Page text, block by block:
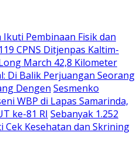
Ikuti Pembinaan Fisik dan
119 CPNS Ditjenpas Kaltim-
March 42,8 Kilometer
Di Balik Perjuangan Seorang
Dengen Sesmenko
WBP di Lapas Samarinda,
ke-81 RI Sebanyak 1.252
Cek Kesehatan dan Skrining